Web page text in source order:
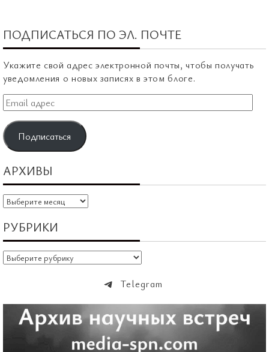
ПОДПИСАТЬСЯ ПО ЭЛ. ПОЧТЕ
Укажите свой адрес электронной почты, чтобы получать
уведомления о новых записях в этом блоге.
Email
адрес
Подписаться
АРХИВЫ
Архивы
РУБРИКИ
Рубрики
Telegram